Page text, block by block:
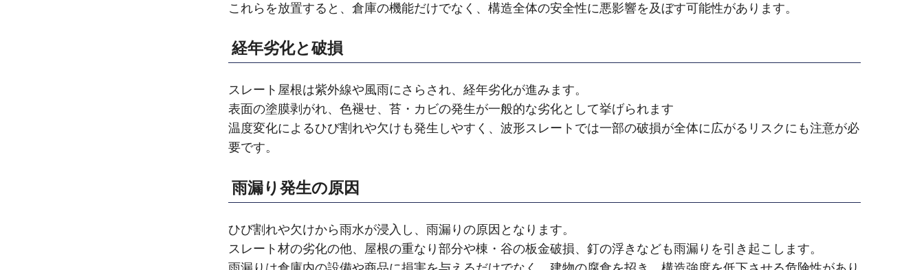
これらを放置すると、倉庫の機能だけでなく、構造全体の安全性に悪影響を及ぼす可能性があります。
経年劣化と破損
スレート屋根は紫外線や風雨にさらされ、経年劣化が進みます。
表面の塗膜剥がれ、色褪せ、苔・カビの発生が一般的な劣化として挙げられます
温度変化によるひび割れや欠けも発生しやすく、波形スレートでは一部の破損が全体に広がるリスクにも注意が必
要です。
雨漏り発生の原因
ひび割れや欠けから雨水が浸入し、雨漏りの原因となります。
スレート材の劣化の他、屋根の重なり部分や棟・谷の板金破損、釘の浮きなども雨漏りを引き起こします。